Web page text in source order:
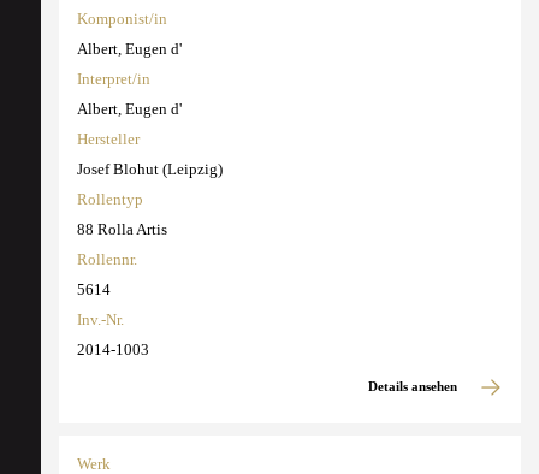
Komponist/in
Albert, Eugen d'
Interpret/in
Albert, Eugen d'
Hersteller
Josef Blohut (Leipzig)
Rollentyp
88 Rolla Artis
Rollennr.
5614
Inv.-Nr.
2014-1003
Details ansehen
Werk